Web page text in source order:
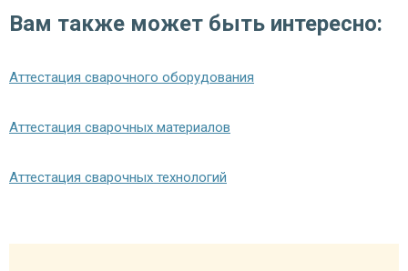
Вам также может быть интересно:
Аттестация сварочного оборудования
Аттестация сварочных материалов
Аттестация сварочных технологий